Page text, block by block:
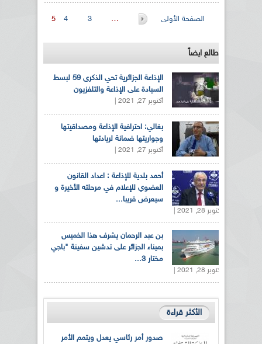
الصفحات
الصفحة الأولى …
3
4
5
طالع ايضاً
الإذاعة الجزائرية تحي الذكرى 59 لبسط
السيادة على الإذاعة والتلفزيون
أكتوبر 27, 2021 |
بغالي: احترافية الإذاعة ومصداقيتها
وجواريتها ضمانة لريادتها
أكتوبر 27, 2021 |
أحمد بلدية للإذاعة : اعداد القانون
العضوي للإعلام في مرحلته الأخيرة و
سيعرض قريبا...
أكتوبر 28, 2021 |
بن عبد الرحمان يشرف هذا الخميس
بميناء الجزائر على تدشين سفينة "باجي
مختار 3...
أكتوبر 28, 2021 |
الأكثر قراءة
صدور أمر رئاسي يعدل ويتمم الأمر